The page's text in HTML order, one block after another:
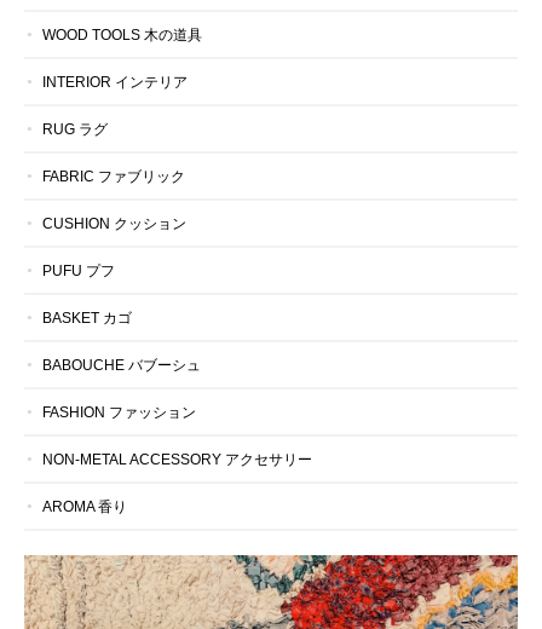
WOOD TOOLS 木の道具
INTERIOR インテリア
RUG ラグ
FABRIC ファブリック
CUSHION クッション
PUFU プフ
BASKET カゴ
BABOUCHE バブーシュ
FASHION ファッション
NON-METAL ACCESSORY アクセサリー
AROMA 香り